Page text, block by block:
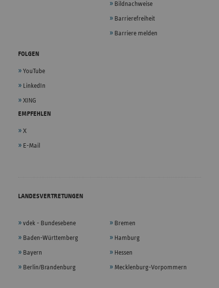
Bildnachweise
Barrierefreiheit
Barriere melden
FOLGEN
YouTube
LinkedIn
XING
EMPFEHLEN
X
E-Mail
LANDESVERTRETUNGEN
vdek - Bundesebene
Baden-Württemberg
Bayern
Berlin/Brandenburg
Bremen
Hamburg
Hessen
Mecklenburg-Vorpommern